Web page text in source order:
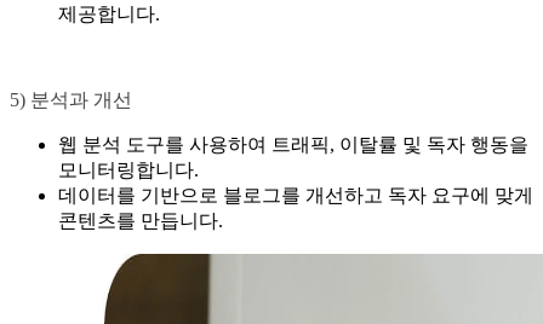
제공합니다.
5) 분석과 개선
웹 분석 도구를 사용하여 트래픽, 이탈률 및 독자 행동을
모니터링합니다.
데이터를 기반으로 블로그를 개선하고 독자 요구에 맞게
콘텐츠를 만듭니다.